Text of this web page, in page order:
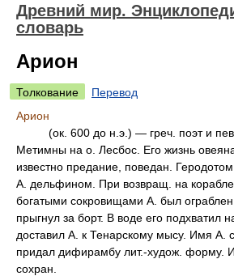
Древний мир.
словарь
Арион
Толкование
Перевод
Арион
(ок. 600 до н.э.) — греч. поэт и
Метимны на о. Лесбос. Его жизнь
известно предание, поведан.
А. дельфином. При возвращ. на
богатыми сокровищами А. был
прыгнул за борт. В воде его подхватил
доставил А. к Тенарскому мысу. Имя А.
придал дифирамбу лит.-худож. форму.
сохран.